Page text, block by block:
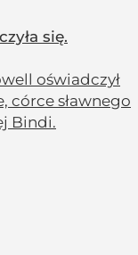
się.
oświadczył
córce sławnego
Bindi.